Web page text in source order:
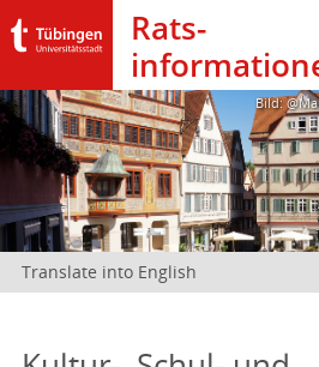
Rats­
Bild:
Translate into English